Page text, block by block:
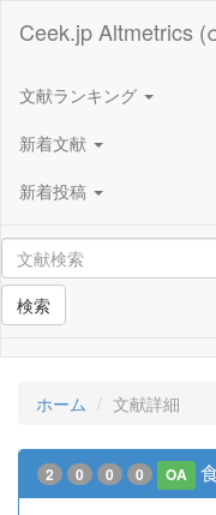
Ceek.jp Altmetrics
文献ランキング
新着文献
新着投稿
検索
ホーム 文献詳細
2 0 0 0 OA